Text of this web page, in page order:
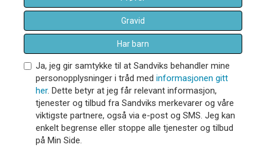
Gravid
Har barn
Ja, jeg gir samtykke til at Sandviks behandler mine
personopplysninger i tråd med informasjonen gitt
her. Dette betyr at jeg får relevant informasjon,
tjenester og tilbud fra Sandviks merkevarer og våre
viktigste partnere, også via e-post og SMS. Jeg kan
enkelt begrense eller stoppe alle tjenester og tilbud
på Min Side.